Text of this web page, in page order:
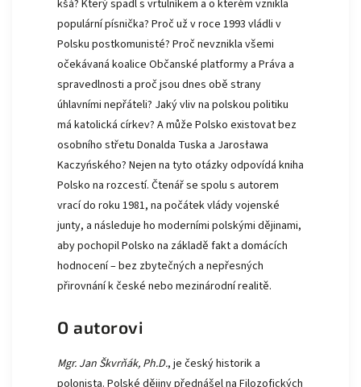
kšá? Který spadl s vrtulníkem a o kterém vznikla
populární písnička? Proč už v roce 1993 vládli v
Polsku postkomunisté? Proč nevznikla všemi
očekávaná koalice Občanské platformy a Práva a
spravedlnosti a proč jsou dnes obě strany
úhlavními nepřáteli? Jaký vliv na polskou politiku
má katolická církev? A může Polsko existovat bez
osobního střetu Donalda Tuska a Jarosława
Kaczyńského? Nejen na tyto otázky odpovídá kniha
Polsko na rozcestí. Čtenář se spolu s autorem
vrací do roku 1981, na počátek vlády vojenské
junty, a následuje ho moderními polskými dějinami,
aby pochopil Polsko na základě fakt a domácích
hodnocení – bez zbytečných a nepřesných
přirovnání k české nebo mezinárodní realitě.
O autorovi
Mgr. Jan Škvrňák, Ph.D., je český historik a
polonista. Polské dějiny přednášel na Filozofických